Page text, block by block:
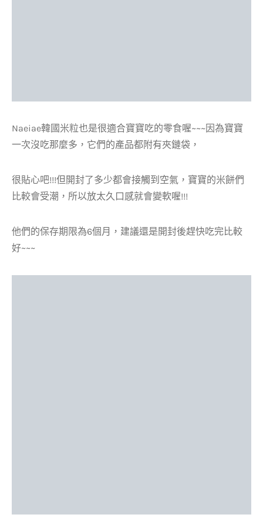
Naeiae韓國米粒也是很適合寶寶吃的零食喔~~~因為寶寶
一次沒吃那麼多，它們的產品都附有夾鏈袋，
很貼心吧!!!但開封了多少都會接觸到空氣，寶寶的米餅們
比較會受潮，所以放太久口感就會變軟喔!!!
他們的保存期限為6個月，建議還是開封後趕快吃完比較
好~~~